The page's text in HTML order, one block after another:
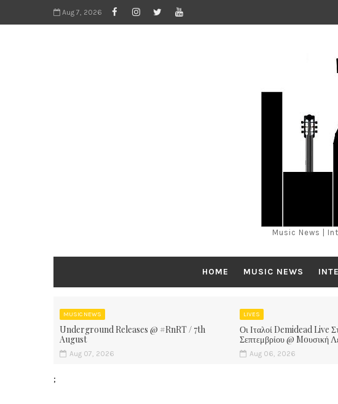
Aug 7, 2026
Music News |
HOME MUSIC NEWS
MUSIC NEWS
Underground Releases @ #RnRT / 7th
August
Aug 07, 2026
LIVES
Οι Ιταλοί Demidead Live
Σεπτεμβρίου @ Moυσική
Aug 06, 2026
;